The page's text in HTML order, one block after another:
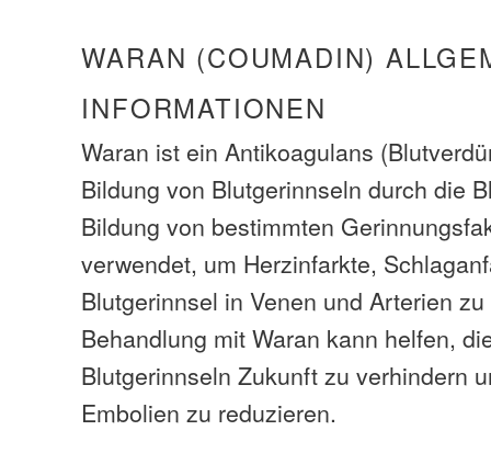
WARAN (COUMADIN)
INFORMATIONEN
Waran ist ein Antikoagulans
Bildung von Blutgerinnseln durch die
Bildung von bestimmten
verwendet, um Herzinfarkte,
Blutgerinnsel in Venen und Arterien
Behandlung mit Waran kann helfen,
Blutgerinnseln Zukunft zu verhindern
Embolien zu reduzieren.